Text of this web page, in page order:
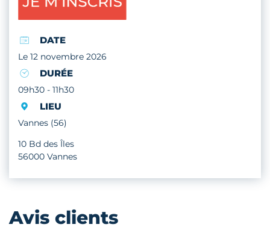
DATE
Le 12 novembre 2026
DURÉE
09h30 - 11h30
LIEU
Vannes (56)
10 Bd des Îles
56000 Vannes
Avis clients